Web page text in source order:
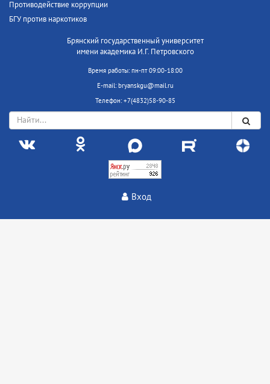
Противодействие коррупции
БГУ против наркотиков
Брянский государственный университет
имени академика И.Г. Петровского
Время работы: пн-пт 09:00-18:00
E-mail: bryanskgu@mail.ru
Телефон: +7(4832)58-90-85
Вход